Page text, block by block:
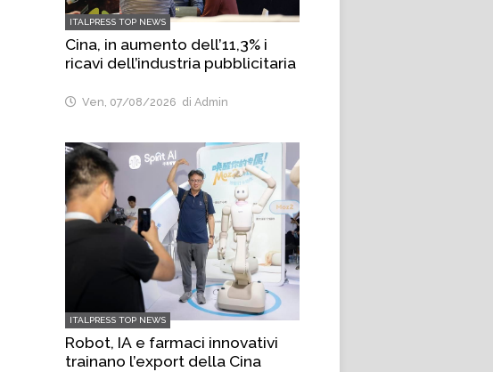
ITALPRESS TOP NEWS
Cina, in aumento dell’11,3% i
ricavi dell’industria pubblicitaria
Ven, 07/08/2026 di Admin
ITALPRESS TOP NEWS
Robot, IA e farmaci innovativi
trainano l’export della Cina